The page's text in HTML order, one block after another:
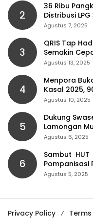
2
36 Ribu
Distribusi
Agustus 7, 2025
3
QRIS Tap
Semakin
NFC
Agustus 13, 2025
4
Menpora
Kasal 2025,
Agustus 10, 2025
5
Dukung
Lamongan
Agustus 6, 2025
6
Sambut HUT
Pompanisasi
Agustus 5, 2025
Privacy Policy